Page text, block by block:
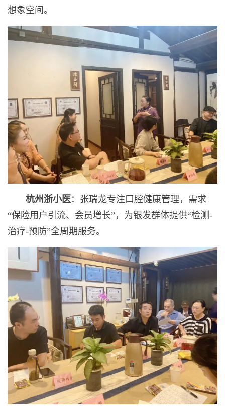
想象空间。
杭州浙小医：张瑞龙专注口腔健康管理，需求
“保险用户引流、会员增长”，为银发群体提供“检测-
治疗-预防”全周期服务。